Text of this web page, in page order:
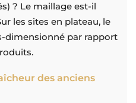
? Le maillage est-il
les sites en plateau, le
dimensionné par rapport
des anciens